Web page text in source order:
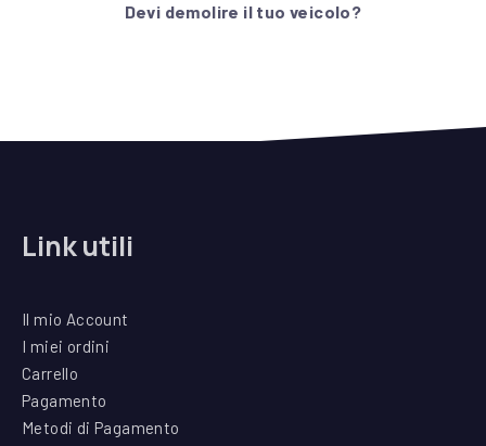
Devi demolire il tuo veicolo?
Link utili
Il mio Account
I miei ordini
Carrello
Pagamento
Metodi di Pagamento